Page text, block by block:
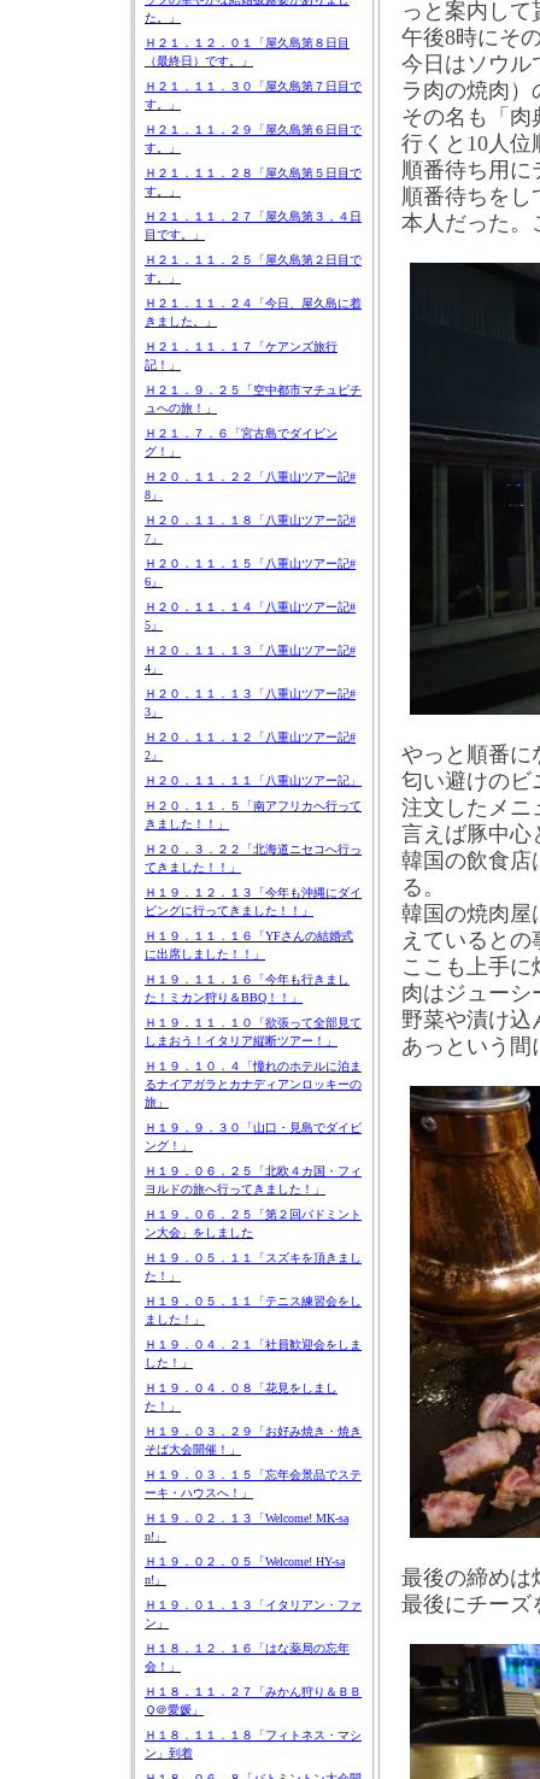
た。」
Ｈ２１．１２．０１「屋久島第８日目
（最終日）です。」
Ｈ２１．１１．３０「屋久島第７日目で
す。」
Ｈ２１．１１．２９「屋久島第６日目で
す。」
Ｈ２１．１１．２８「屋久島第５日目で
す。」
Ｈ２１．１１．２７「屋久島第３，４日
目です。」
Ｈ２１．１１．２５「屋久島第２日目で
す。」
Ｈ２１．１１．２４「今日、屋久島に着
きました。」
Ｈ２１．１１．１７「ケアンズ旅行
記！」
Ｈ２１．９．２５「空中都市マチュピチ
ュへの旅！」
Ｈ２１．７．６「宮古島でダイビン
グ！」
Ｈ２０．１１．２２「八重山ツアー記#
8」
Ｈ２０．１１．１８「八重山ツアー記#
7」
Ｈ２０．１１．１５「八重山ツアー記#
6」
Ｈ２０．１１．１４「八重山ツアー記#
5」
Ｈ２０．１１．１３「八重山ツアー記#
4」
Ｈ２０．１１．１３「八重山ツアー記#
3」
Ｈ２０．１１．１２「八重山ツアー記#
2」
Ｈ２０．１１．１１「八重山ツアー記」
Ｈ２０．１１．５「南アフリカへ行って
きました！！」
Ｈ２０．３．２２「北海道ニセコへ行っ
てきました！！」
Ｈ１９．１２．１３「今年も沖縄にダイ
ビングに行ってきました！！」
Ｈ１９．１１．１６「YFさんの結婚式
に出席しました！！」
Ｈ１９．１１．１６「今年も行きまし
た！ミカン狩り＆BBQ！！」
Ｈ１９．１１．１０「欲張って全部見て
しまおう！イタリア縦断ツアー！」
Ｈ１９．１０．４「憧れのホテルに泊ま
るナイアガラとカナディアンロッキーの
旅」
Ｈ１９．９．３０「山口・見島でダイビ
ング！」
Ｈ１９．０６．２５「北欧４カ国・フィ
ヨルドの旅へ行ってきました！」
Ｈ１９．０６．２５「第２回バドミント
ン大会」をしました
Ｈ１９．０５．１１「スズキを頂きまし
た！」
Ｈ１９．０５．１１「テニス練習会をし
ました！」
Ｈ１９．０４．２１「社員歓迎会をしま
した！」
Ｈ１９．０４．０８「花見をしまし
た！」
Ｈ１９．０３．２９「お好み焼き・焼き
そば大会開催！」
Ｈ１９．０３．１５「忘年会景品でステ
ーキ・ハウスへ！」
Ｈ１９．０２．１３「Welcome! MK-sa
n!」
Ｈ１９．０２．０５「Welcome! HY-sa
n!」
Ｈ１９．０１．１３「イタリアン・ファ
ン」
Ｈ１８．１２．１６「はな薬局の忘年
会！」
Ｈ１８．１１．２７「みかん狩り＆ＢＢ
Ｑ＠愛媛」
Ｈ１８．１１．１８「フィトネス・マシ
ン」到着
っと案内して
午後8時にそ
今日はソウル
ラ肉の焼肉）
その名も「肉
行くと 10 人
順番待ち用に
順番待ちをし
本人だった。
やっと順番に
匂い避けのビ
注文したメニ
言えば豚中心
韓国の飲食店
る。
韓国の焼肉屋
えているとの
ここも上手に
肉はジューシ
野菜や漬け込
あっという間
最後の締めは
最後にチーズ